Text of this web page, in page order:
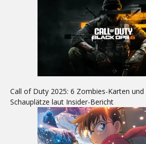
Call of Duty 2025: 6 Zombies-Karten
Schauplätze laut Insider-Bericht